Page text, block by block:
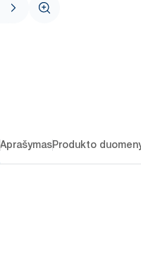
AprašymasProdukto